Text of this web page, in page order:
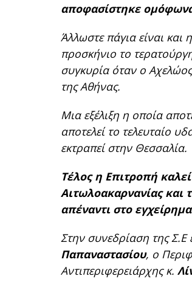
αποφασίστηκε
Άλλωστε πάγια είναι
προσκήνιο το
συγκυρία όταν ο
της Αθήνας.
Μια εξέλιξη η οποία
αποτελεί το τελευταίο
εκτραπεί στην Θεσσαλία.
Τέλος η Επιτροπή
Αιτωλοακαρνανίας και
απέναντι στο
Στην συνεδρίαση της
Παπαναστασίου, ο
Αντιπεριφερειάρχης κ.